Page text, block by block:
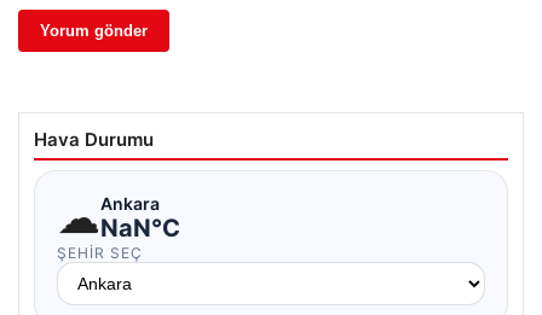
Hava Durumu
☁Ankara
NaN°C
ŞEHIR SEÇ